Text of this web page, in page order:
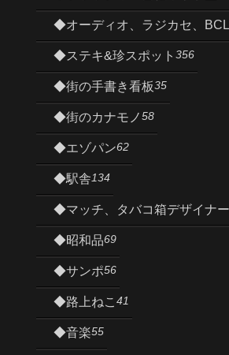
◆オーディオ、ラジカセ、BCL
◆ステキ&珍スポット 356
◆街の手書き看板35
◆街のカナモノ58
◆エゾパン62
◆駅舎134
◆マッチ、タバコ箱デザイナー
◆昭和品69
◆サンポ56
◆路上ねこ 41
◆音楽55